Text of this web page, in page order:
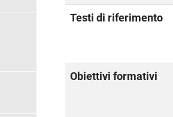
Testi di riferimento
Obiettivi formativi